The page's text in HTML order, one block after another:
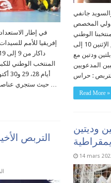
إفريقيا للأمم
المنتخب الوطني
حيث ستجري عناصرنا الوطنية 3 مقابلات مع كل من …
والسويد جانفي
الدولي المخصص
الوطني
للأكابر تربصا تحضيريا بالحمامات من يوم الإثنين 10 إلى
ودتين مع
المدعويين
Read More »
: مقابلتين وديتين
14 mars
التربص